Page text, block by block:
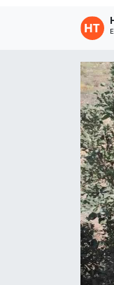
Teknoloji
Resmi İlan